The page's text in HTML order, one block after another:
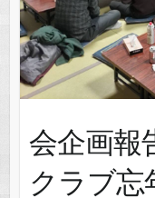
会企画
クラブ忘